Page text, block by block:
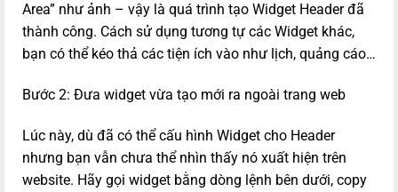
Area” như ảnh – vậy là quá trình tạo Widget Header đã
thành công. Cách sử dụng tương tự các Widget khác,
bạn có thể kéo thả các tiện ích vào như lịch, quảng cáo…
Bước 2: Đưa widget vừa tạo mới ra ngoài trang web
Lúc này, dù đã có thể cấu hình Widget cho Header
nhưng bạn vẫn chưa thể nhìn thấy nó xuất hiện trên
website. Hãy gọi widget bằng dòng lệnh bên dưới, copy